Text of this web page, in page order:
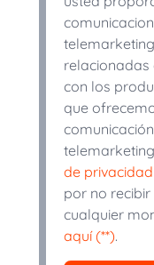
relacionadas
con los
que
de
por no
cualquier
aquí (**).